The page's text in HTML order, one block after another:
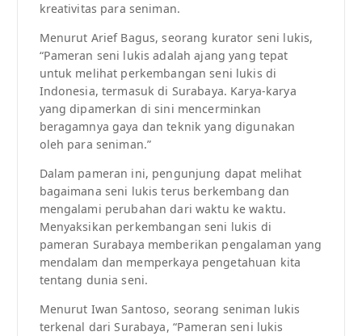
kreativitas para seniman.
Menurut Arief Bagus, seorang kurator seni lukis,
“Pameran seni lukis adalah ajang yang tepat
untuk melihat perkembangan seni lukis di
Indonesia, termasuk di Surabaya. Karya-karya
yang dipamerkan di sini mencerminkan
beragamnya gaya dan teknik yang digunakan
oleh para seniman.”
Dalam pameran ini, pengunjung dapat melihat
bagaimana seni lukis terus berkembang dan
mengalami perubahan dari waktu ke waktu.
Menyaksikan perkembangan seni lukis di
pameran Surabaya memberikan pengalaman yang
mendalam dan memperkaya pengetahuan kita
tentang dunia seni.
Menurut Iwan Santoso, seorang seniman lukis
terkenal dari Surabaya, “Pameran seni lukis